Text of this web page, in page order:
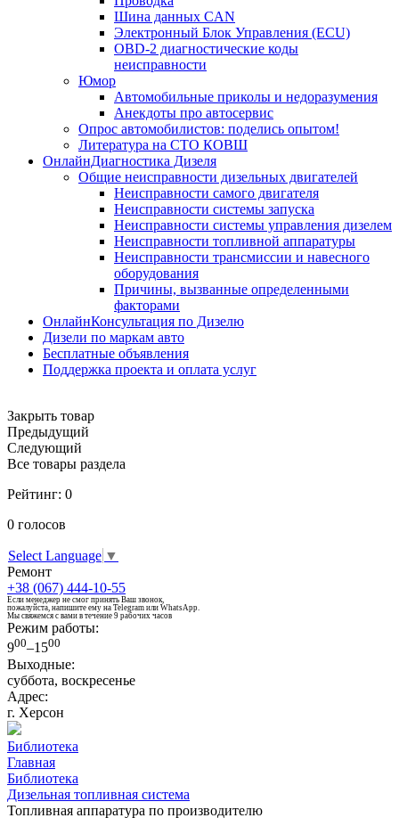
Шина данных CAN
Электронный Блок Управления (ECU)
OBD-2 диагностические коды
неисправности
Юмор
Автомобильные приколы и недоразумения
Анекдоты про автосервис
Опрос автомобилистов: поделись опытом!
Литература на СТО КОВШ
ОнлайнДиагностика Дизеля
Общие неисправности дизельных двигателей
Неисправности самого двигателя
Неисправности системы запуска
Неисправности системы управления дизелем
Неисправности топливной аппаратуры
Неисправности трансмиссии и навесного
оборудования
Причины, вызванные определенными
факторами
ОнлайнКонсультация по Дизелю
Дизели по маркам авто
Бесплатные объявления
Поддержка проекта и оплата услуг
Закрыть товар
Предыдущий
Следующий
Все товары раздела
Рейтинг: 0
0 голосов
Select Language ▼
Ремонт
+38 (067) 444-10-55
Если менеджер не смог принять Ваш звонок,
пожалуйста, напишите ему на Telegram или WhatsApp.
Мы свяжемся с вами в течение 9 рабочих часов
Режим работы:
900–1500
Выходные:
суббота, воскресенье
Адрес:
г. Херсон
Библиотека
Главная
Библиотека
Дизельная топливная система
Топливная аппаратура по производителю